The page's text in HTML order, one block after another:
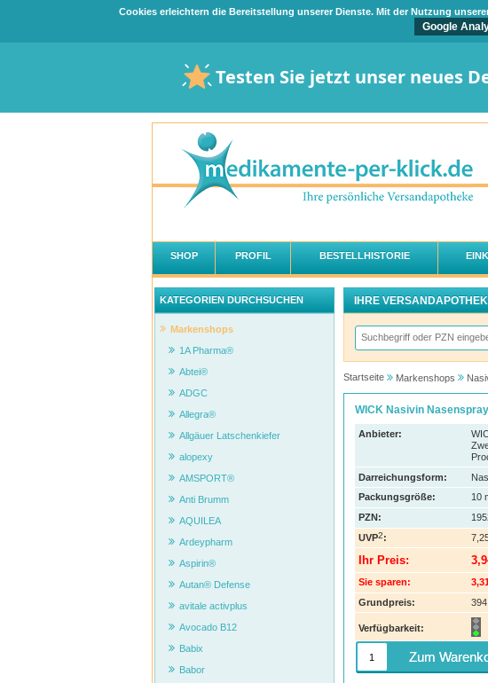
Cookies erleichtern die Bereitstellung unserer Dienste. Mit der Nutzung
Google
Testen Sie jetzt unser neues
SHOP PROFIL BESTELLHISTORIE
IHRE
Startseite Markenshops
WICK Nasivin
Anbieter:
Darreichungsform:
Packungsgröße:
10
PZN:
UVP2:
Ihr Preis:
Sie sparen:
Grundpreis:
Verfügbarkeit:
Zum
KATEGORIEN DURCHSUCHEN
Markenshops
1A Pharma®
Abtei®
ADGC
Allegra®
Allgäuer Latschenkiefer
alopexy
AMSPORT®
Anti Brumm
AQUILEA
Ardeypharm
Aspirin®
Autan® Defense
avitale activplus
Avocado B12
Babix
Babor